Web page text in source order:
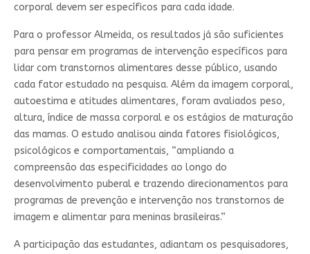
corporal devem ser específicos para cada idade.
Para o professor Almeida, os resultados já são suficientes
para pensar em programas de intervenção específicos para
lidar com transtornos alimentares desse público, usando
cada fator estudado na pesquisa. Além da imagem corporal,
autoestima e atitudes alimentares, foram avaliados peso,
altura, índice de massa corporal e os estágios de maturação
das mamas. O estudo analisou ainda fatores fisiológicos,
psicológicos e comportamentais, “ampliando a
compreensão das especificidades ao longo do
desenvolvimento puberal e trazendo direcionamentos para
programas de prevenção e intervenção nos transtornos de
imagem e alimentar para meninas brasileiras.”
A participação das estudantes, adiantam os pesquisadores,